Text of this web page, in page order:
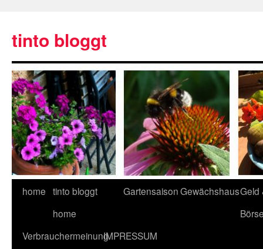
tinto bloggt
home tinto bloggt
home
GartensaisonGewächshausGeld
VerbrauchermeinungIMPRESSUM